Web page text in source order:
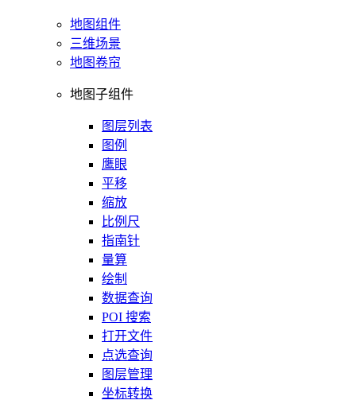
地图组件
三维场景
地图卷帘
地图子组件
图层列表
图例
鹰眼
平移
缩放
比例尺
指南针
量算
绘制
数据查询
POI 搜索
打开文件
点选查询
图层管理
坐标转换